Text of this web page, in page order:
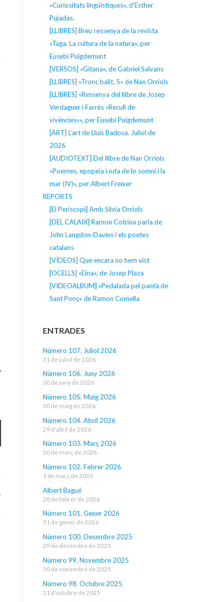
«Curiositats lingüístiques», d’Esther
Pujadas.
[LLIBRES] Breu ressenya de la revista
«Taga. La cultura de la natura», per
Eusebi Puigdemunt
[VERSOS] «Gitana», de Gabriel Salvans
[LLIBRES] «Tronc balit, 5» de Nan Orriols
[LLIBRES] «Ressenya del llibre de Josep
Verdaguer i Farrès «Recull de
vivències»», per Eusebi Puigdemunt
[ART] L’art de Lluís Badosa. Juliol de
2026
[AUDIOTEXT] Del llibre de Nan Orriols
«Poemes, epopeia i oda de lo somni i la
mar (IV)», per Albert Freixer
REPORTS
[El Periscopi] Amb Silvia Orriols
[DEL CALAIX] Ramon Cotrina parla de
John Langdon-Davies i els poetes
catalans
[VÍDEOS] Que encara no hem vist
[OCELLS] «Eina», de Josep Plaza
[VIDEOALBUM] «Pedalada pel pantà de
Sant Ponç» de Ramon Comella
ENTRADES
Número 107. Juliol 2026
31 de juliol de 2026
Número 106. Juny 2026
30 de juny de 2026
Número 105. Maig 2026
30 de maig de 2026
Número 104. Abril 2026
29 d'abril de 2026
Número 103. Març 2026
30 de març de 2026
Número 102. Febrer 2026
1 de març de 2026
Albert Bagué
28 de febrer de 2026
Número 101. Gener 2026
31 de gener de 2026
Número 100. Desembre 2025
29 de desembre de 2025
Número 99. Novembre 2025
30 de novembre de 2025
Número 98. Octubre 2025
31 d'octubre de 2025